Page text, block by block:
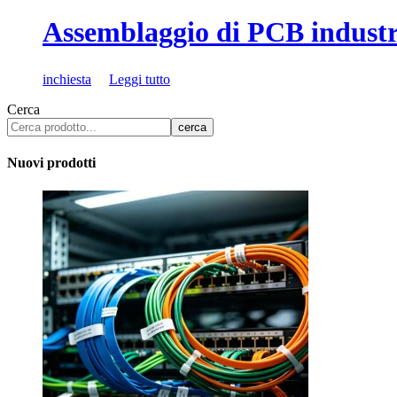
Assemblaggio di PCB
inchiesta
Leggi tutto
Cerca
cerca
Nuovi prodotti